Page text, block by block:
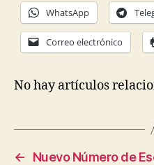
WhatsApp
Correo electrónico
No hay artículos
←
Nuevo Número de